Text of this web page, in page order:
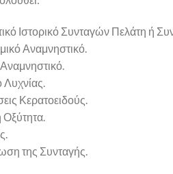
Ιστορικό Συνταγών Πελάτη ή
Αναμνηστικό.
Κερατοειδούς.
της Συνταγής.